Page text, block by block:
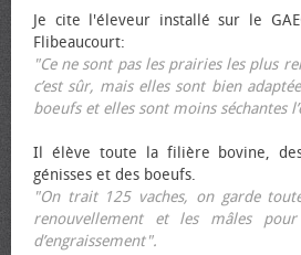
Je cite l'éleveur installé sur le
Flibeaucourt:
"Ce ne sont pas les prairies les plus
c’est sûr, mais elles sont bien
bœufs et elles sont moins séchantes
Il élève toute la filière bovine,
génisses et des bœufs.
"On trait 125 vaches, on garde
renouvellement et les mâles
d’engraissement".